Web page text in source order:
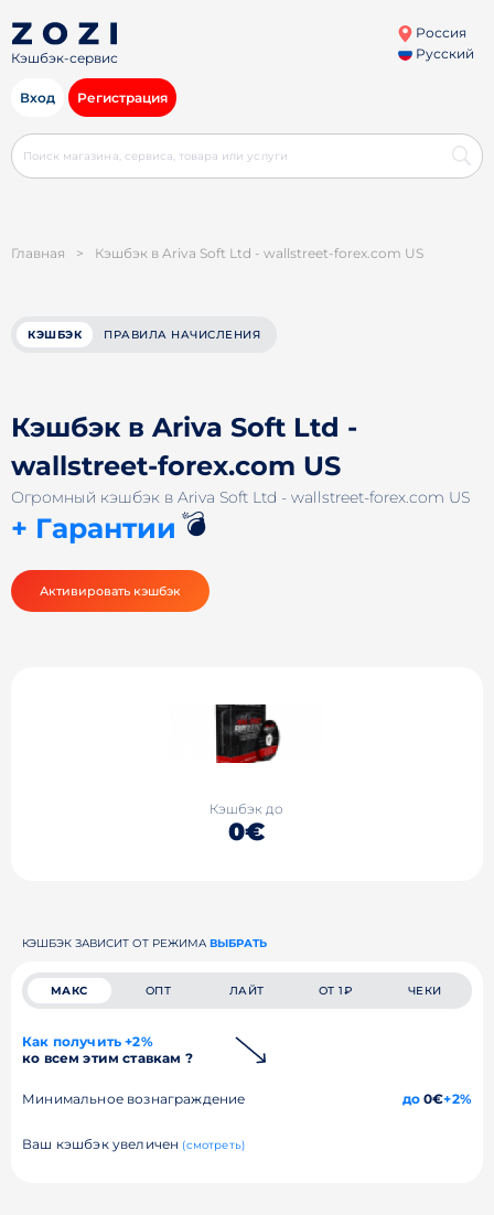
Кэшбэк-сервис
Россия
Русский
Вход Регистрация
Главная > Кэшбэк в Ariva Soft Ltd - wallstreet-forex.com US
КЭШБЭК ПРАВИЛА НАЧИСЛЕНИЯ
Кэшбэк в Ariva Soft Ltd -
wallstreet-forex.com US
Огромный кэшбэк в Ariva Soft Ltd - wallstreet-forex.com US
+ Гарантии 💣
Активировать кэшбэк
Кэшбэк до
0€
КЭШБЭК ЗАВИСИТ ОТ РЕЖИМА ВЫБРАТЬ
МАКС ОПТ ЛАЙТ ОТ 1₽ ЧЕКИ
Как получить +2%
ко всем этим ставкам ?
Минимальное вознаграждение до0€+2%
Ваш кэшбэк увеличен (смотреть)